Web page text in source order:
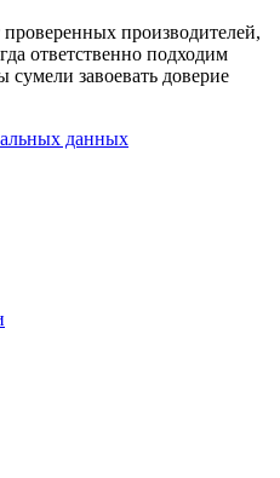
производителей,
ответственно подходим
сумели завоевать доверие
данных